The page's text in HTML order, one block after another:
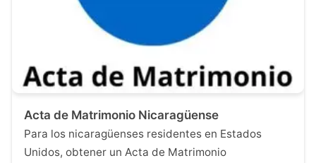
Acta de Matrimonio Nicaragüense
Para los nicaragüenses residentes en Estados
Unidos, obtener un Acta de Matrimonio